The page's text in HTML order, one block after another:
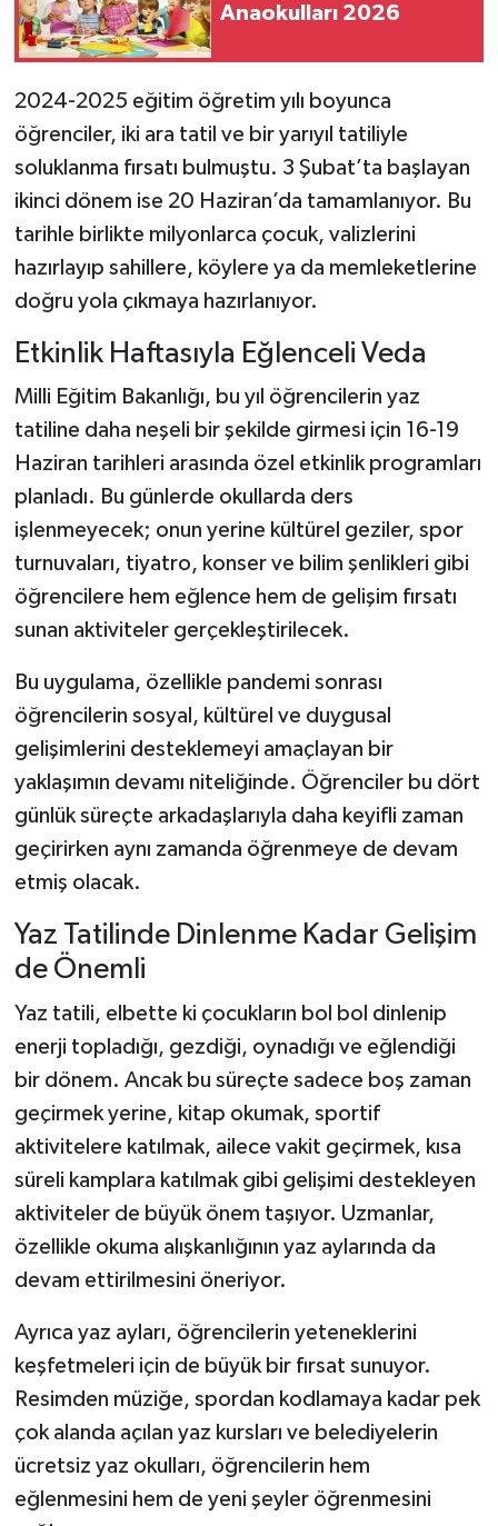
Anaokulları 2026
2024-2025 eğitim öğretim yılı boyunca
öğrenciler, iki ara tatil ve bir yarıyıl tatiliyle
soluklanma fırsatı bulmuştu. 3 Şubat’ta başlayan
ikinci dönem ise 20 Haziran’da tamamlanıyor. Bu
tarihle birlikte milyonlarca çocuk, valizlerini
hazırlayıp sahillere, köylere ya da memleketlerine
doğru yola çıkmaya hazırlanıyor.
Etkinlik Haftasıyla Eğlenceli Veda
Milli Eğitim Bakanlığı, bu yıl öğrencilerin yaz
tatiline daha neşeli bir şekilde girmesi için 16-19
Haziran tarihleri arasında özel etkinlik programları
planladı. Bu günlerde okullarda ders
işlenmeyecek; onun yerine kültürel geziler, spor
turnuvaları, tiyatro, konser ve bilim şenlikleri gibi
öğrencilere hem eğlence hem de gelişim fırsatı
sunan aktiviteler gerçekleştirilecek.
Bu uygulama, özellikle pandemi sonrası
öğrencilerin sosyal, kültürel ve duygusal
gelişimlerini desteklemeyi amaçlayan bir
yaklaşımın devamı niteliğinde. Öğrenciler bu dört
günlük süreçte arkadaşlarıyla daha keyifli zaman
geçirirken aynı zamanda öğrenmeye de devam
etmiş olacak.
Yaz Tatilinde Dinlenme Kadar Gelişim
de Önemli
Yaz tatili, elbette ki çocukların bol bol dinlenip
enerji topladığı, gezdiği, oynadığı ve eğlendiği
bir dönem. Ancak bu süreçte sadece boş zaman
geçirmek yerine, kitap okumak, sportif
aktivitelere katılmak, ailece vakit geçirmek, kısa
süreli kamplara katılmak gibi gelişimi destekleyen
aktiviteler de büyük önem taşıyor. Uzmanlar,
özellikle okuma alışkanlığının yaz aylarında da
devam ettirilmesini öneriyor.
Ayrıca yaz ayları, öğrencilerin yeteneklerini
keşfetmeleri için de büyük bir fırsat sunuyor.
Resimden müziğe, spordan kodlamaya kadar pek
çok alanda açılan yaz kursları ve belediyelerin
ücretsiz yaz okulları, öğrencilerin hem
eğlenmesini hem de yeni şeyler öğrenmesini